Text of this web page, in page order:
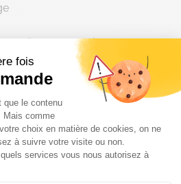
fois
du
que le contenu
Mais comme
choix en matière de cookies, on ne
à suivre votre visite ou non.
services vous nous autorisez à
consent
d’une maison
en plein centre de Liège
de démolition manuelle